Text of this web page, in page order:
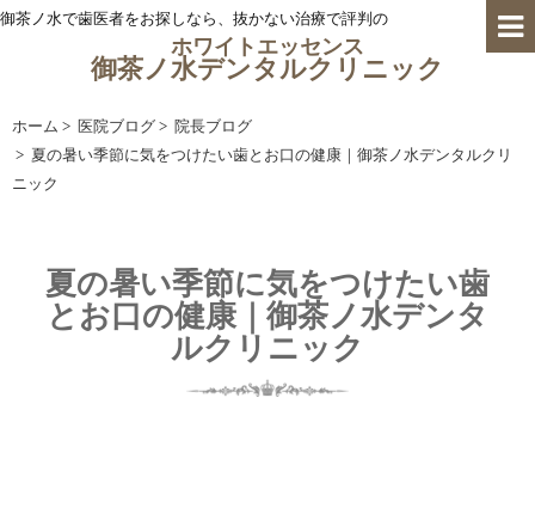
御茶ノ水で歯医者をお探しなら、抜かない治療で評判の
ホワイトエッセンス
御茶ノ水デンタルクリニック
ホーム > 医院ブログ > 院長ブログ
> 夏の暑い季節に気をつけたい歯とお口の健康｜御茶ノ水デンタルクリ
ニック
夏の暑い季節に気をつけたい歯
とお口の健康｜御茶ノ水デンタ
ルクリニック